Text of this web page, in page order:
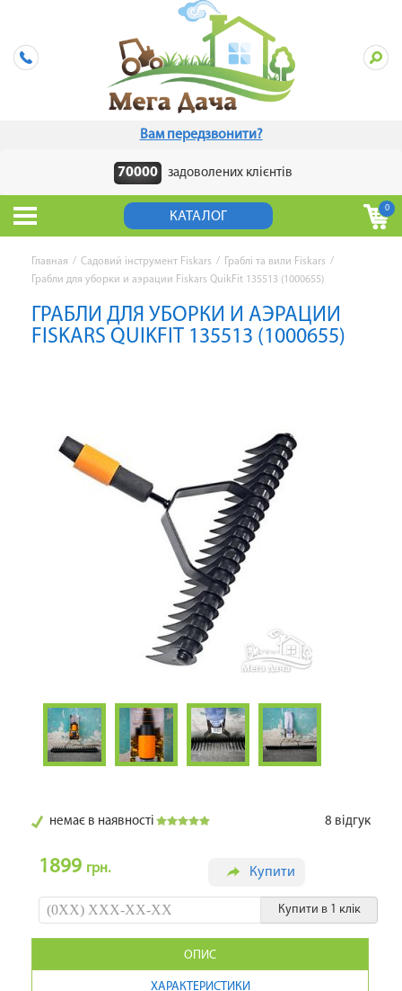
Вам передзвонити?
70000 задоволених клієнтів
КАТАЛОГ
0
Главная / Садовий інструмент Fiskars / Граблі та вили Fiskars /
Грабли для уборки и аэрации Fiskars QuikFit 135513 (1000655)
ГРАБЛИ ДЛЯ УБОРКИ И АЭРАЦИИ
FISKARS QUIKFIT 135513 (1000655)
немає в наявності 8 відгук
1899 грн. Купити
Купити в 1 клік
ОПИС
ХАРАКТЕРИСТИКИ